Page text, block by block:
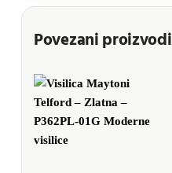
Povezani proizvodi